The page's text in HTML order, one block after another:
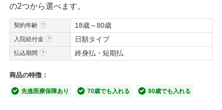
の2つから選べます。
契約年齢 18歳～80歳
入院給付金 日額タイプ
払込期間 終身払・短期払
商品の特徴：
先進医療保障あり 70歳でも入れる 80歳でも入れる